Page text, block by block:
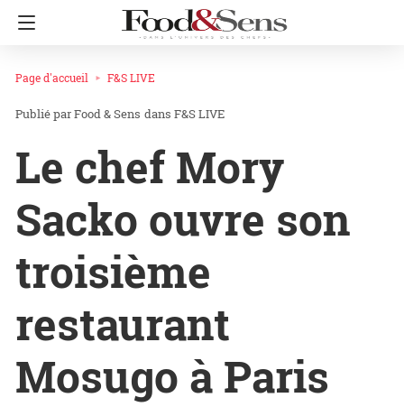
Page d'accueil F&S LIVE
Food & Sens dans F&S LIVE
Le chef Mory
Sacko ouvre son
troisième
restaurant
Mosugo à Paris